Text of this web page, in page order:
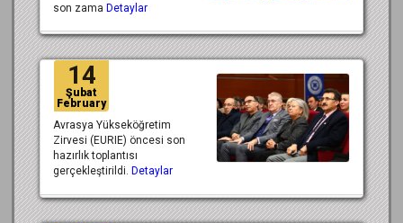
son zama Detaylar
14
Şubat
February
Avrasya Yükseköğretim
Zirvesi (EURIE) öncesi son
hazırlık toplantısı
gerçekleştirildi. Detaylar